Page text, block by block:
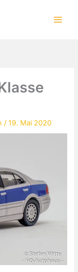
/19. Mai 2020